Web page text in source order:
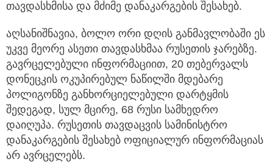
თავდასხმისა და მძიმე დანაკარგების შესახებ.
აღსანიშნავია, ბოლო ორი დღის განმავლობაში ეს
უკვე მეორე ასეთი თავდასხმაა რუსეთის ჯარებზე.
გავრცელებული ინფორმაციით, 20 თებერვალს
დონეცკის ოკუპირებულ ნაწილში მდებარე
პოლიგონზე განხორციელებული დარტყმის
შედეგად, სულ მცირე, 68 რუსი სამხედრო
დაიღუპა. რუსეთის თავდაცვის სამინისტრო
დანაკარგების შესახებ ოფიციალურ ინფორმაციას
არ ავრცელებს.